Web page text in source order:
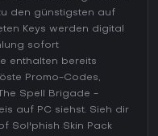
den günstigsten auf
Keys werden digital
sofort
enthalten bereits
Promo-Codes,
Spell Brigade -
auf PC siehst. Sieh dir
Sol'phish Skin Pack